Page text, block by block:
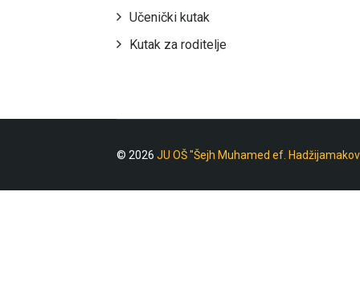
Učenički kutak
Kutak za roditelje
© 2026 JU OŠ "Šejh Muhamed ef.